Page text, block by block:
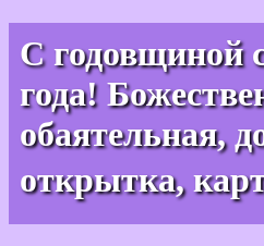
С годовщиной
года!
обаятельная,
открытка,